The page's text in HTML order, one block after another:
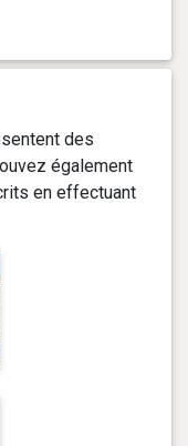
des
également
en effectuant